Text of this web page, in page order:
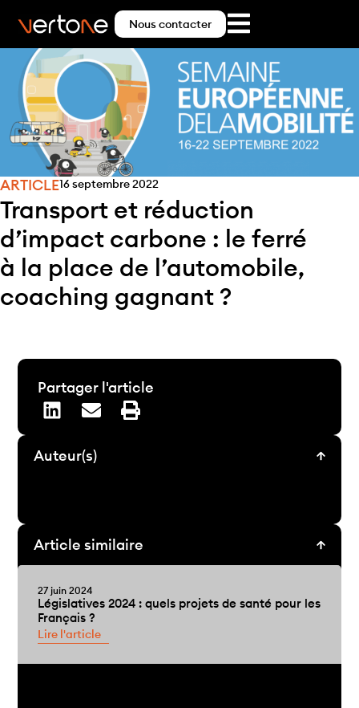
Nous contacter
ARTICLE16 septembre 2022
Transport et réduction
d’impact carbone : le ferré
à la place de l’automobile,
coaching gagnant ?
Partager l'article
Auteur(s)
Article similaire
27 juin 2024
Législatives 2024 : quels projets de santé pour les
Français ?
Lire l'article